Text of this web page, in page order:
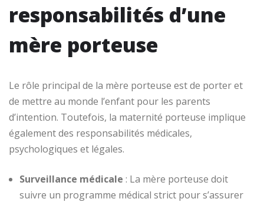
responsabilités d’une
mère porteuse
Le rôle principal de la mère porteuse est de porter et
de mettre au monde l’enfant pour les parents
d’intention. Toutefois, la maternité porteuse implique
également des responsabilités médicales,
psychologiques et légales.
Surveillance médicale : La mère porteuse doit
suivre un programme médical strict pour s’assurer